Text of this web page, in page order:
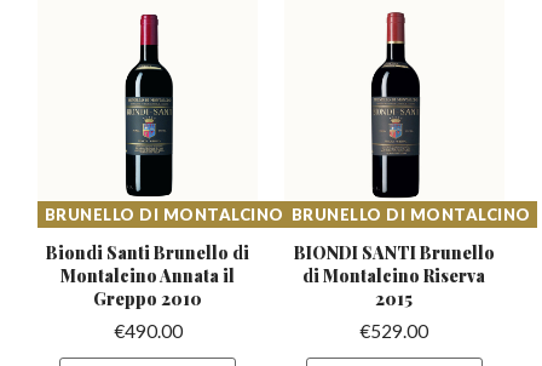
BRUNELLO DI MONTALCINO
Biondi Santi Brunello di
MontalcinoAnnata il
Greppo 2010
€490.00
BRUNELLO DI MONTALCINO
BIONDI SANTI Brunello
diMontalcino Riserva
2015
€529.00